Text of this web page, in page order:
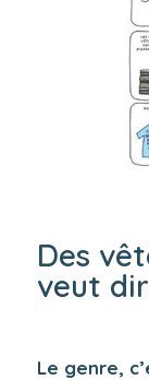
Des
veut
Le genre,